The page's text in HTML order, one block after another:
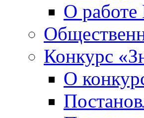
О
Конкурс
О